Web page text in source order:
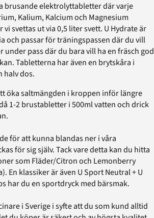
brusande elektrolyttabletter där varje
Kalium, Kalcium och Magnesium
svettas ut via 0,5 liter svett. U Hydrate är
passar för träningspassen där du vill
under pass där du bara vill ha en fräsch god
Tabletterna har även en brytskåra i
halv dos.
öka saltmängden i kroppen inför längre
1-2 brustabletter i 500ml vatten och drick
för att kunna blandas ner i våra
för sig själv. Tack vare detta kan du hitta
som Fläder/Citron och Lemonberry
En klassiker är även U Sport Neutral + U
har du en sportdryck med bärsmak.
i Sverige i syfte att du som kund alltid